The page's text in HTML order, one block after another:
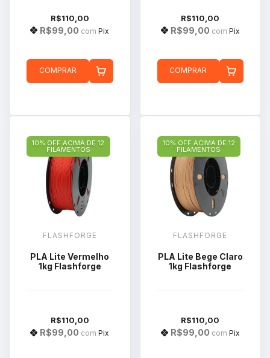
R$110,00
R$99,00 com Pix
COMPRAR
R$110,00
R$99,00 com Pix
COMPRAR
10% OFF ACIMA DE 12
FILAMENTOS
FLASHFORGE
PLA Lite Vermelho
1kg Flashforge
R$110,00
R$99,00 com Pix
10% OFF ACIMA DE 12
FILAMENTOS
FLASHFORGE
PLA Lite Bege Claro
1kg Flashforge
R$110,00
R$99,00 com Pix